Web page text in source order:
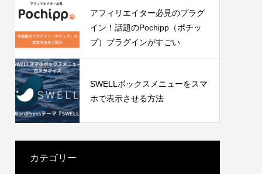
アフィリエイター必見のプラグ
イン！話題のPochipp（ポチッ
プ）プラグインがすごい
SWELLボックスメニューをスマ
ホで表示させる方法
カテゴリー